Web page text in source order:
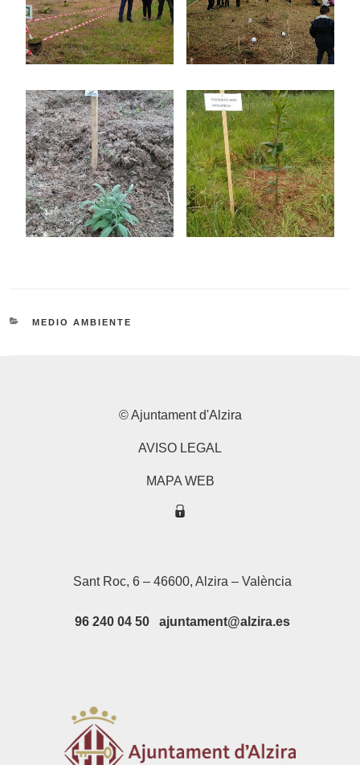
CATEGORÍAS
MEDIO AMBIENTE
© Ajuntament d'Alzira
AVISO LEGAL
MAPA WEB
Sant Roc, 6 – 46600, Alzira – València
96 240 04 50 ajuntament@alzira.es